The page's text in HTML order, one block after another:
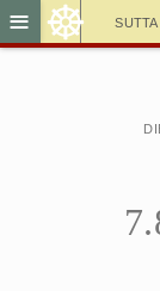
Sutta
≡ ☸